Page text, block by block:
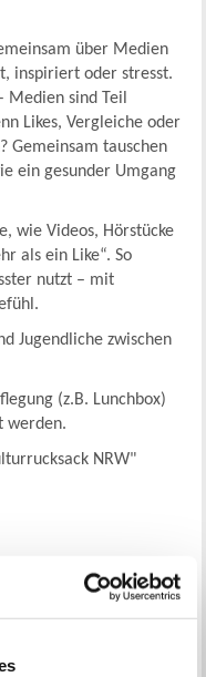
über Medien
inspiriert oder stresst.
Medien sind Teil
Likes, Vergleiche oder
Gemeinsam tauschen
ein gesunder Umgang
wie Videos, Hörstücke
als ein Like“. So
nutzt – mit
Jugendliche zwischen
(z.B. Lunchbox)
werden.
NRW"